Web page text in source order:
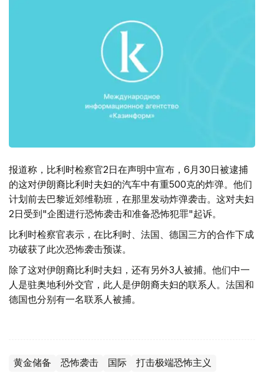
报道称，比利时检察官2日在声明中宣布，6月30日被逮捕
的这对伊朗裔比利时夫妇的汽车中有重500克的炸弹。他们
计划前去巴黎近郊维勒班，在那里发动炸弹袭击。这对夫妇
2日受到"企图进行恐怖袭击和准备恐怖犯罪"起诉。
比利时检察官表示，在比利时、法国、德国三方的合作下成
功破获了此次恐怖袭击预谋。
除了这对伊朗裔比利时夫妇，还有另外3人被捕。他们中一
人是驻奥地利外交官，此人是伊朗裔夫妇的联系人。法国和
德国也分别有一名联系人被捕。
黄金储备 恐怖袭击 国际 打击极端恐怖主义